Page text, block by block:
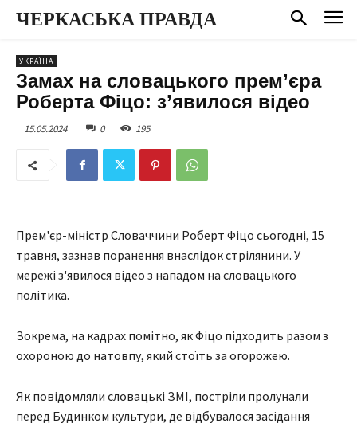
ЧЕРКАСЬКА ПРАВДА
УКРАЇНА
Замах на словацького прем’єра
Роберта Фіцо: з’явилося відео
15.05.2024 0 195
Прем'єр-міністр Словаччини Роберт Фіцо сьогодні, 15
травня, зазнав поранення внаслідок стрілянини. У
мережі з'явилося відео з нападом на словацького
політика.
Зокрема, на кадрах помітно, як Фіцо підходить разом з
охороною до натовпу, який стоїть за огорожею.
Як повідомляли словацькі ЗМІ, постріли пролунали
перед Будинком культури, де відбувалося засідання